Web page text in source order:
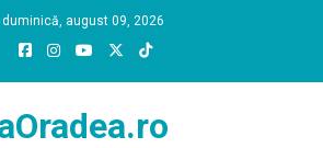
duminică, august 09, 2026